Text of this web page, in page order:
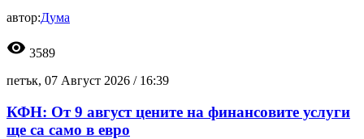
автор:Дума
visibility 3589
петък, 07 Август 2026 / 16:39
КФН: От 9 август цените на финансовите услуги
ще са само в евро